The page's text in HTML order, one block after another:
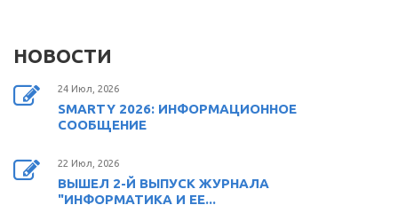
НОВОСТИ
24 Июл, 2026
SMARTY 2026: ИНФОРМАЦИОННОЕ
СООБЩЕНИЕ
22 Июл, 2026
ВЫШЕЛ 2-Й ВЫПУСК ЖУРНАЛА
"ИНФОРМАТИКА И ЕЕ...